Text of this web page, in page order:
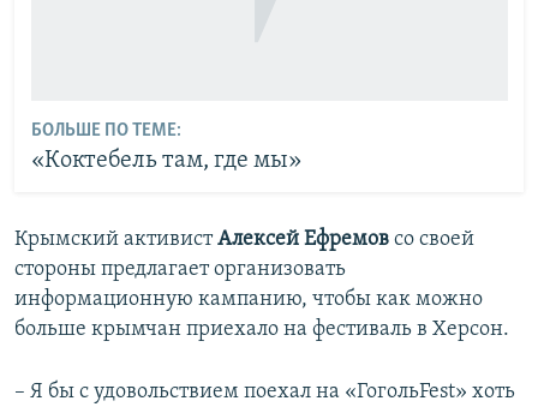
БОЛЬШЕ ПО ТЕМЕ:
«Коктебель там, где мы»
Крымский активистАлексей Ефремов со своей
стороны предлагает организовать
информационную кампанию, чтобы как можно
больше крымчан приехало на фестиваль в Херсон.
– Я бы с удовольствием поехал на «ГогольFest» хоть